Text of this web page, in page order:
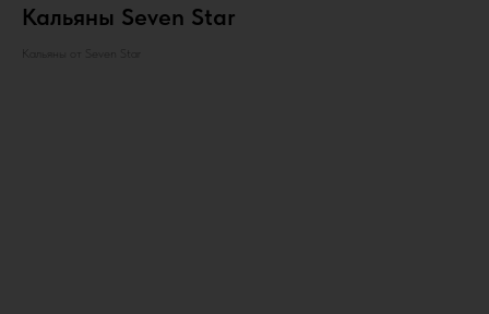
Кальяны Seven Star
Кальяны от Seven Star